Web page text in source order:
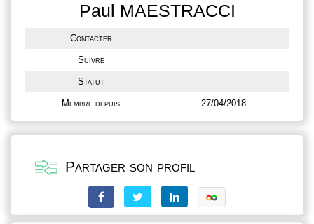
Paul MAESTRACCI
Contacter
Suivre
Statut
Membre depuis 27/04/2018
Partager son profil